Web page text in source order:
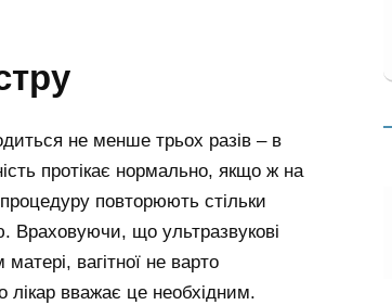
не менше трьох разів – в
протікає нормально, якщо ж на
повторюють стільки
Враховуючи, що ультразвукові
вагітної не варто
лікар вважає це необхідним.